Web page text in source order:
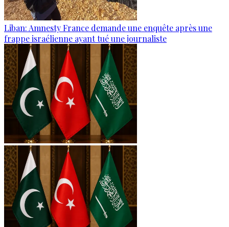
Liban: Amnesty France demande une enquête après une
frappe israélienne ayant tué une journaliste